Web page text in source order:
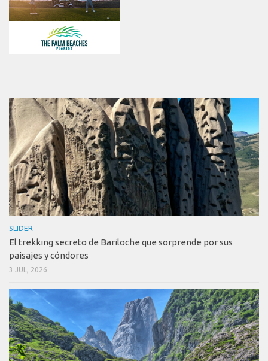
SLIDER
El trekking secreto de Bariloche que sorprende por sus
paisajes y cóndores
3 JUL, 2026